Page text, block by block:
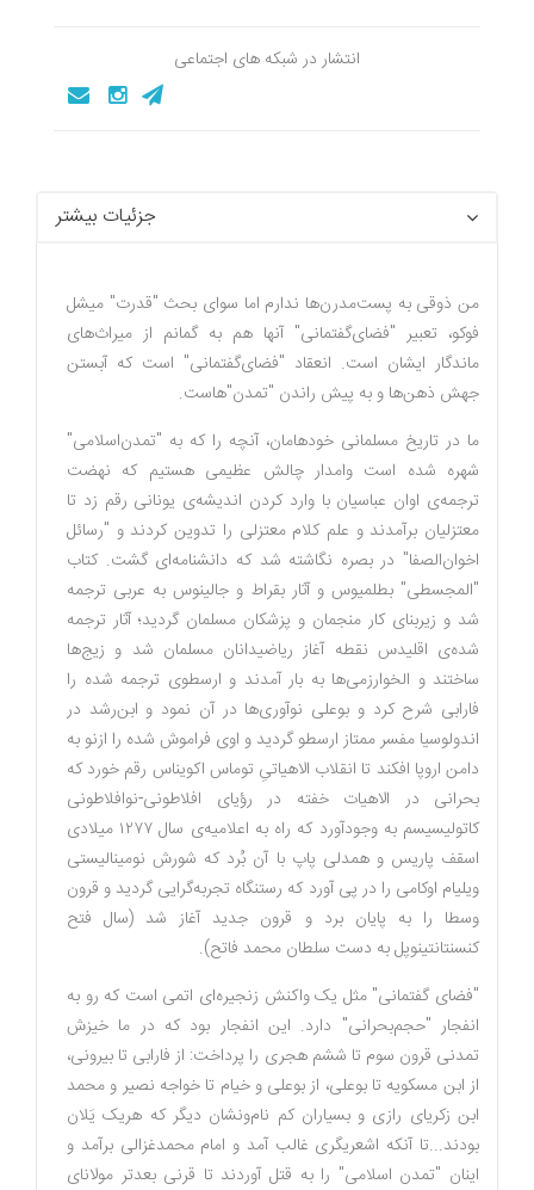
انتشار در شبکه های اجتماعی
جزئیات بیشتر
من ذوقی به پست‌مدرن‌ها ندارم اما سوای بحث "قدرت" میشل
‌فوکو، تعبیر "فضای‌گفتمانی" آنها هم به گمانم از میراث‌های
ماندگار ایشان است. انعقاد "فضای‌گفتمانی" است که آبستن
جهش ذهن‌ها و به پیش راندن "تمدن"هاست.
ما در تاریخ مسلمانی خودهامان، آنچه را که به "تمدن‌اسلامی"
شهره شده‌ است وامدار چالش عظیمی هستیم که نهضت
ترجمه‌ی اوان عباسیان با وارد کردن اندیشه‌ی یونانی رقم زد تا
معتزلیان برآمدند و علم‌ کلام معتزلی را تدوین کردند و "رسائل
اخوان‌الصفا" در بصره نگاشته شد که دانشنامه‌ای گشت. کتاب
"المجسطی" بطلمیوس و آثار بقراط و جالینوس به عربی ترجمه
شد و زیربنای کار منجمان و پزشکان مسلمان گردید؛ آثار ترجمه
شده‌ی اقلیدس نقطه آغاز ریاضیدانان مسلمان شد و زیج‌ها
ساختند و ‌الخوارزمی‌ها به بار آمدند و ارسطوی ترجمه شده را
فارابی شرح کرد و بوعلی نوآوری‌ها در آن نمود و ابن‌رشد در
اندولوسیا مفسر ممتاز ارسطو گردید و اوی فراموش شده را ازنو به
دامن اروپا افکند تا انقلاب الاهیاتیِ توماس اکویناس رقم خورد که
بحرانی در الاهیات خفته در رؤیای افلاطونی-نوافلاطونی
کاتولیسیسم به وجودآورد که راه به اعلامیه‌ی سال ۱۲۷۷ میلادی
اسقف ‌پاریس و همدلی پاپ با آن بُرد که شورش نومینالیستی
ویلیام اوکامی را در پی آورد که رستنگاه تجربه‌گرایی گردید و قرون
‌وسطا را به پایان برد و قرون جدید آغاز شد (سال فتح
کنسنتانتینوپل به دست سلطان‌ محمد فاتح).
"فضای ‌گفتمانی" مثل یک واکنش زنجیره‌ای اتمی است که رو به
انفجار "حجم‌بحرانی" دارد. این انفجار بود که در ما خیزش
تمدنی قرون سوم تا ششم هجری را پرداخت: از فارابی تا بیرونی،
از ابن مسکویه تا بوعلی، از بوعلی و خیام تا خواجه ‌نصیر و محمد
ابن زکریای رازی و بسیاران کم ‌نام‌ونشان دیگر که هریک یَلان
بودند...تا آنکه اشعریگری غالب آمد و امام محمدغزالی برآمد و
اینان "تمدن ‌اسلامی" را به قتل آوردند تا قرنی بعدتر مولانای